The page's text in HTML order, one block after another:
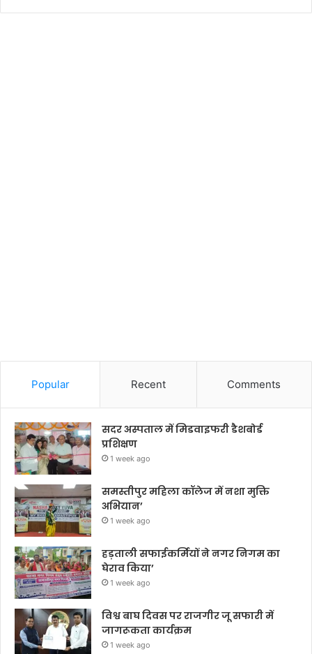
Popular Recent Comments
सदर अस्पताल में मिडवाइफरी डैशबोर्ड
प्रशिक्षण
1 week ago
समस्तीपुर महिला कॉलेज में नशा मुक्ति
अभियान’
1 week ago
हड़ताली सफाईकर्मियों ने नगर निगम का
घेराव किया’
1 week ago
विश्व बाघ दिवस पर राजगीर जू सफारी में
जागरूकता कार्यक्रम
1 week ago